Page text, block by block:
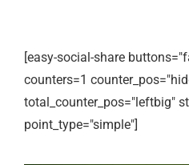
[easy-social-share
counters=1
total_counter_pos="leftbig"
point_type="simple"]